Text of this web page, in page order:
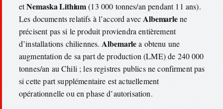
etNemaska Lithium(13 000 tonnes/an pendant 11 ans).
Les documents relatifs à l’accord avec Albemarlene
précisent pas si le produit proviendra entièrement
d’installations chiliennes. Albemarlea obtenu une
augmentation de sa part de production (LME) de 240 000
tonnes/an au Chili ; les registres publics ne confirment pas
si cette part supplémentaire est actuellement
opérationnelle ou en phase d’autorisation.